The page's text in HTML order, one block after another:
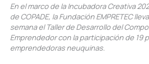
En el marco de la Incubadora Creativa
de COPADE, la Fundación EMPRETEC
semana el Taller de Desarrollo del
Emprendedor con la participación de 19
emprendedoras neuquinas.